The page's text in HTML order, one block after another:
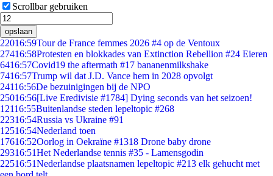
Scrollbar gebruiken
opslaan
22016:59Tour de France femmes 2026 #4 op de Ventoux
27416:58Protesten en blokkades van Extinction Rebellion #24 Eieren
6416:57Covid19 the aftermath #17 bananenmilkshake
7416:57Trump wil dat J.D. Vance hem in 2028 opvolgt
24116:56De bezuinigingen bij de NPO
25016:56[Live Eredivisie #1784] Dying seconds van het seizoen!
12116:55Buitenlandse steden lepeltopic #268
22316:54Russia vs Ukraine #91
12516:54Nederland toen
17616:52Oorlog in Oekraïne #1318 Drone baby drone
29316:51Het Nederlandse tennis #35 - Lamensgodin
22516:51Nederlandse plaatsnamen lepeltopic #213 elk gehucht met